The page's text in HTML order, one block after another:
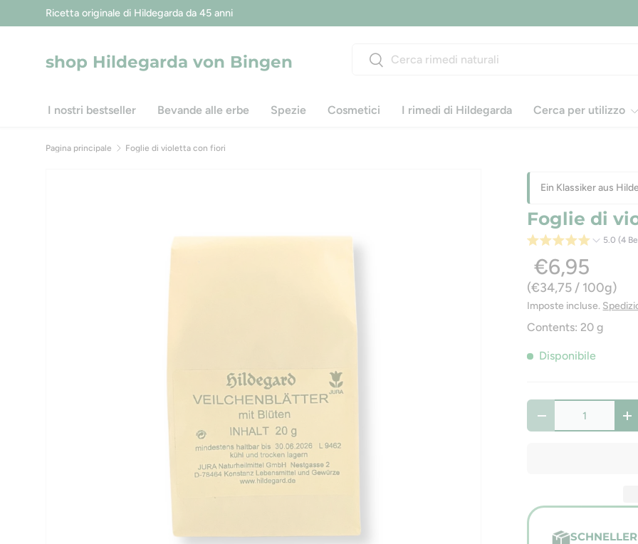
Passa ai contenuti
shop Hildegarda von Bingen
Cerca
Cerca
I nostri bestseller Bevande alle erbe Spezie Cosmetici I rimedi di Hildegarda Cerca per utilizzo
Pagina principale Foglie di violetta con fiori
Ein Klassiker aus
Foglie di
5.0 (4
€6,95
Prezzo unitario
€34,75 / 100g
Imposte incluse.
Contents: 20 g
Disponibile
- +